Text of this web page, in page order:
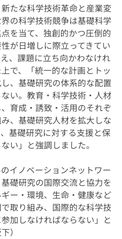
たな科学技術革命と産業変
の科学技術競争は基礎科学
を当て、独創的かつ圧倒的
が日増しに際立ってきてい
、課題に立ち向かわなけれ
で、「統一的な計画とトッ
、基礎研究の体系的な配置
い。教育・科学技術・人材
育成・誘致・活用のそれぞ
、基礎研究人材を拡大しな
基礎研究に対する支援と保
い」と強調しました。
イノベーションネットワー
礎研究の国際交流と協力を
ー・環境、生命・健康など
取り組み、国際的な科学技
加しなければならない」と
）